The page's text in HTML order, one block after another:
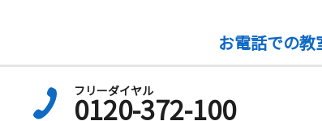
お電話での教
フリーダイヤル
0120-372-100